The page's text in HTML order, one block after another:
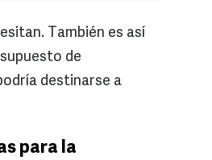
También es así
de
destinarse a
para la